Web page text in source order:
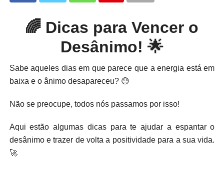
🌈 Dicas para Vencer o
Desânimo! 🌟
Sabe aqueles dias em que parece que a energia está em
baixa e o ânimo desapareceu? 😓
Não se preocupe, todos nós passamos por isso!
Aqui estão algumas dicas para te ajudar a espantar o
desânimo e trazer de volta a positividade para a sua vida.
🚀